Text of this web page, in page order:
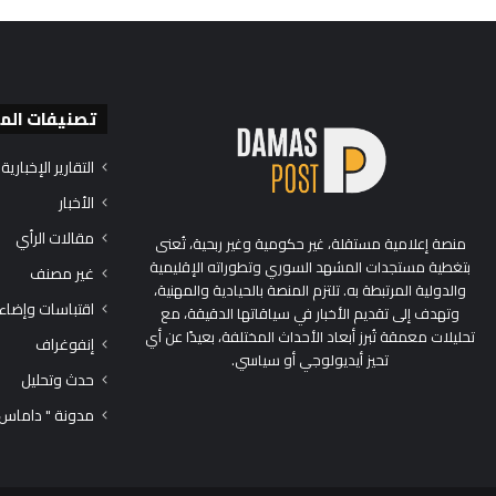
منصة إعلامية مستقلة، غير حكومية وغير ربحية، تُعنى
بتغطية مستجدات المشهد السوري وتطوراته الإقليمية
والدولية المرتبطة به. تلتزم المنصة بالحيادية والمهنية،
وتهدف إلى تقديم الأخبار في سياقاتها الدقيقة، مع
تحليلات معمقة تُبرز أبعاد الأحداث المختلفة، بعيدًا عن أي
تحيز أيديولوجي أو سياسي.
تصنيفات
التقارير الإخبارية
الأخبار
مقالات الرأي
غير مصنف
اقتباسات
إنفوغراف
حدث وتحليل
مدونة "